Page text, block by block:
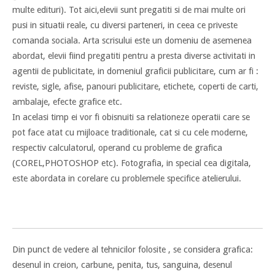
multe edituri). Tot aici,elevii sunt pregatiti si de mai multe ori
pusi in situatii reale, cu diversi parteneri, in ceea ce priveste
comanda sociala. Arta scrisului este un domeniu de asemenea
abordat, elevii fiind pregatiti pentru a presta diverse activitati in
agentii de publicitate, in domeniul graficii publicitare, cum ar fi :
reviste, sigle, afise, panouri publicitare, etichete, coperti de carti,
ambalaje, efecte grafice etc.
In acelasi timp ei vor fi obisnuiti sa relationeze operatii care se
pot face atat cu mijloace traditionale, cat si cu cele moderne,
respectiv calculatorul, operand cu probleme de grafica
(COREL,PHOTOSHOP etc). Fotografia, in special cea digitala,
este abordata in corelare cu problemele specifice atelierului.
Din punct de vedere al tehnicilor folosite , se considera grafica:
desenul in creion, carbune, penita, tus, sanguina, desenul